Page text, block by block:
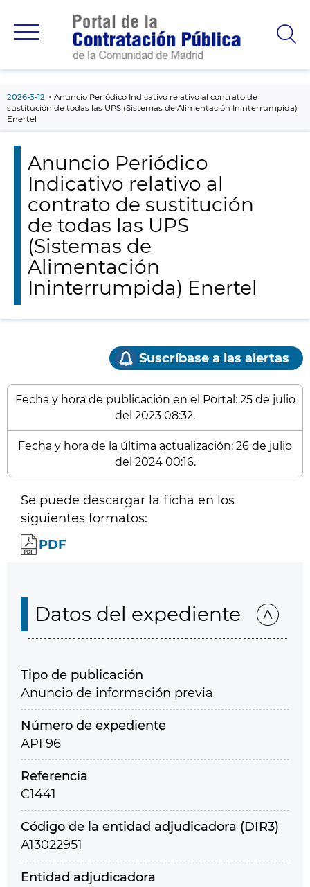
principal
2026-3-12
Anuncio Periódico Indicativo relativo al contrato de
sustitución de todas las UPS (Sistemas de Alimentación Ininterrumpida)
Enertel
Anuncio Periódico
Indicativo relativo al
contrato de sustitución
de todas las UPS
(Sistemas de
Alimentación
Ininterrumpida) Enertel
Suscríbase a las alertas
Fecha y hora de publicación en el Portal: 25 de julio
del 2023 08:32.
Fecha y hora de la última actualización: 26 de julio
del 2024 00:16.
Se puede descargar la ficha en los
siguientes formatos:
PDF
Datos del expediente
Tipo de publicación
Anuncio de información previa
Número de expediente
API 96
Referencia
C1441
Código de la entidad adjudicadora (DIR3)
A13022951
Entidad adjudicadora